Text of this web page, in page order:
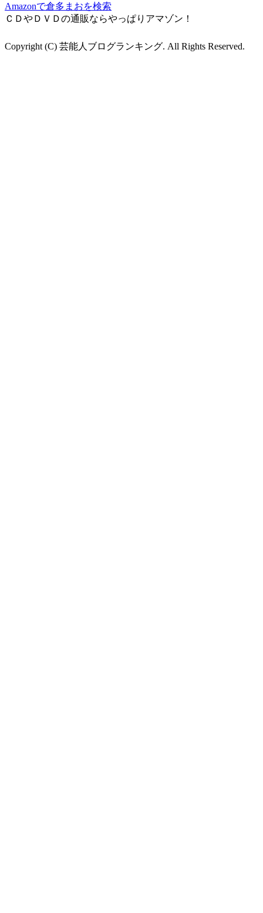
Amazonで倉多まおを検索
ＣＤやＤＶＤの通販ならやっぱりアマゾン！
Copyright (C) 芸能人ブログランキング. All Rights Reserved.